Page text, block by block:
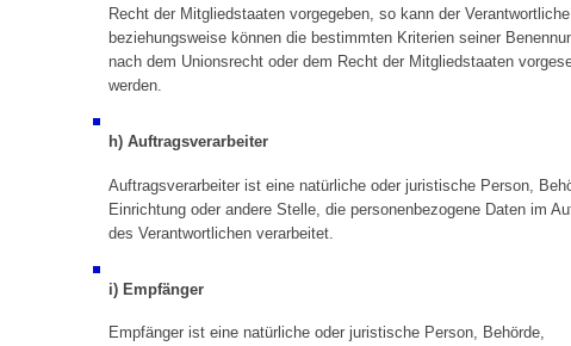
Recht der Mitgliedstaaten vorgegeben, so kann der Verantwortliche
beziehungsweise können die bestimmten Kriterien seiner
nach dem Unionsrecht oder dem Recht der Mitgliedstaaten
werden.
h) Auftragsverarbeiter
Auftragsverarbeiter ist eine natürliche oder juristische Person,
Einrichtung oder andere Stelle, die personenbezogene Daten im
des Verantwortlichen verarbeitet.
i) Empfänger
Empfänger ist eine natürliche oder juristische Person, Behörde,